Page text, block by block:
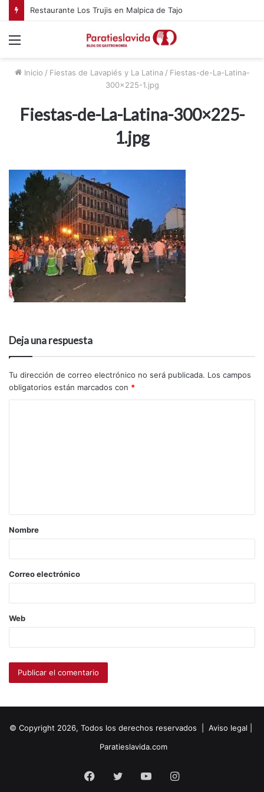
Restaurante Los Trujis en Malpica de Tajo
Inicio / Fiestas de Lavapiés y La Latina / Fiestas-de-La-Latina-
300×225-1.jpg
Fiestas-de-La-Latina-300×225-
1.jpg
Deja una respuesta
Tu dirección de correo electrónico no será publicada. Los campos
obligatorios están marcados con *
Nombre
Correo electrónico
Web
© Copyright 2026, Todos los derechos reservados | Aviso legal
Paratieslavida.com
Facebook
Twitter YouTubeInstagram